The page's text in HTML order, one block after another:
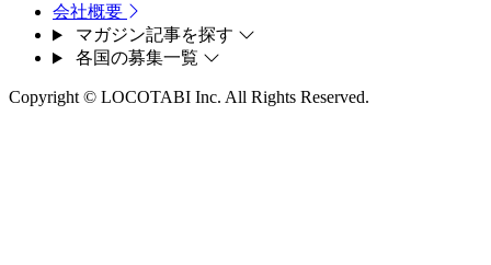
会社概要
マガジン記事を探す
各国の募集一覧
Copyright © LOCOTABI Inc. All Rights Reserved.